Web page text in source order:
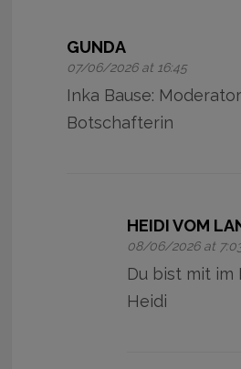
GUNDA
07/06/2026 at 16:45
Inka Bause:
Botschafterin
HEIDI VOM
08/06/2026 at
Du bist mit im
Heidi